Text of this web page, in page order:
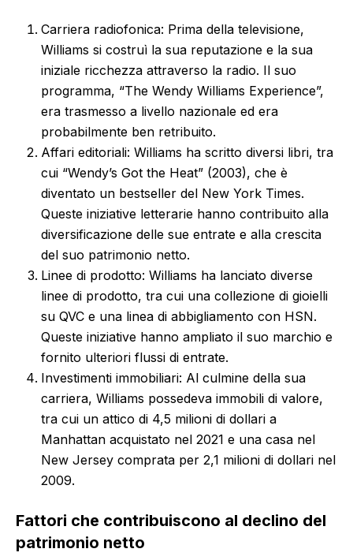
Carriera radiofonica: Prima della televisione,
Williams si costruì la sua reputazione e la sua
iniziale ricchezza attraverso la radio. Il suo
programma, “The Wendy Williams Experience”,
era trasmesso a livello nazionale ed era
probabilmente ben retribuito.
Affari editoriali: Williams ha scritto diversi libri, tra
cui “Wendy’s Got the Heat” (2003), che è
diventato un bestseller del New York Times.
Queste iniziative letterarie hanno contribuito alla
diversificazione delle sue entrate e alla crescita
del suo patrimonio netto.
Linee di prodotto: Williams ha lanciato diverse
linee di prodotto, tra cui una collezione di gioielli
su QVC e una linea di abbigliamento con HSN.
Queste iniziative hanno ampliato il suo marchio e
fornito ulteriori flussi di entrate.
Investimenti immobiliari: Al culmine della sua
carriera, Williams possedeva immobili di valore,
tra cui un attico di 4,5 milioni di dollari a
Manhattan acquistato nel 2021 e una casa nel
New Jersey comprata per 2,1 milioni di dollari nel
2009.
Fattori che contribuiscono al declino del
patrimonio netto